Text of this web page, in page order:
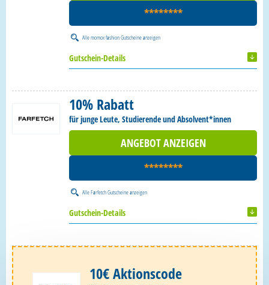
********
Allemomox fashion Gutscheineanzeigen
Gutschein-Details
10% Rabatt
für junge Leute, Studierende und Absolvent*innen
ANGEBOT ANZEIGEN
********
AlleFarfetch Gutscheineanzeigen
Gutschein-Details
10€ Aktionscode